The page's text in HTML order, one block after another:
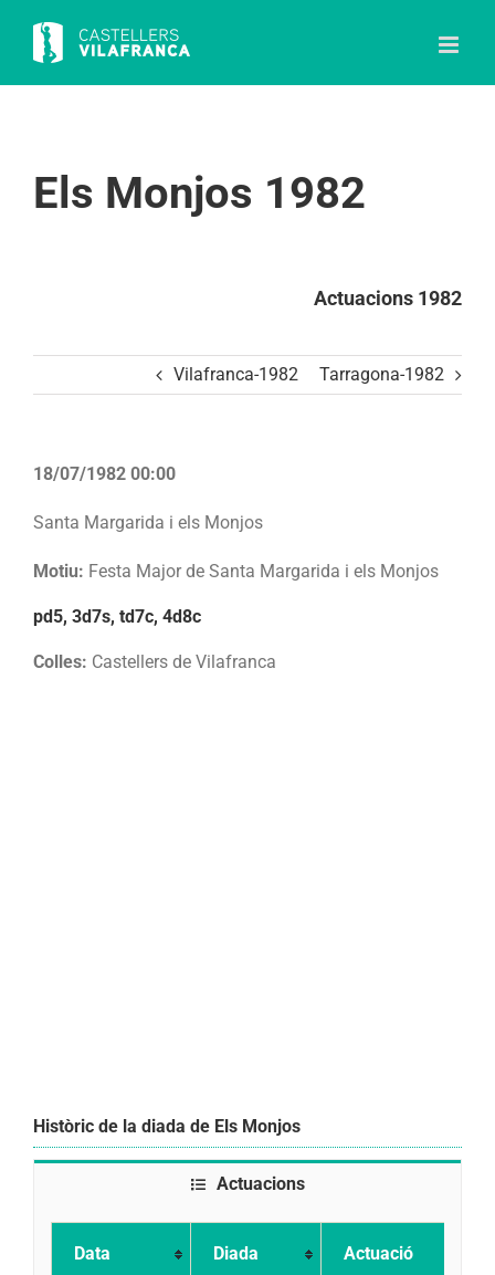
content
Els Monjos 1982
Actuacions 1982
Vilafranca-1982 Tarragona-1982
18/07/1982 00:00
Santa Margarida i els Monjos
Motiu: Festa Major de Santa Margarida i els Monjos
pd5, 3d7s, td7c, 4d8c
Colles: Castellers de Vilafranca
Històric de la diada de Els Monjos
Actuacions
Data Diada Actuació